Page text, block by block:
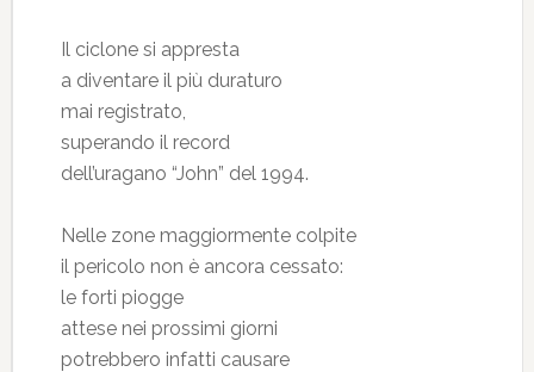
Il ciclone si appresta
a diventare il più duraturo
mai registrato,
superando il record
dell’uragano “John” del 1994.
Nelle zone maggiormente colpite
il pericolo non è ancora cessato:
le forti piogge
attese nei prossimi giorni
potrebbero infatti causare